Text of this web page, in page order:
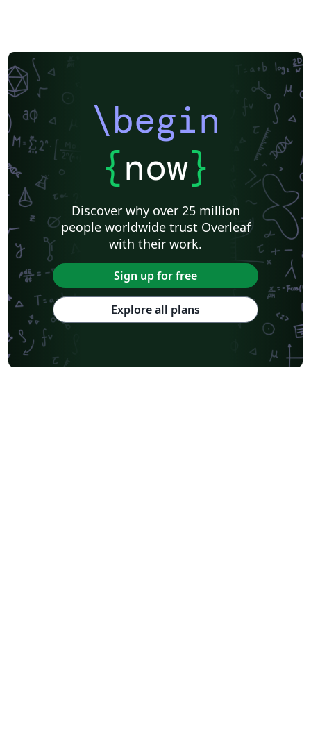
\begin
{now}
Discover why over 25 million
people worldwide trust Overleaf
with their work.
Sign up for free
Explore all plans